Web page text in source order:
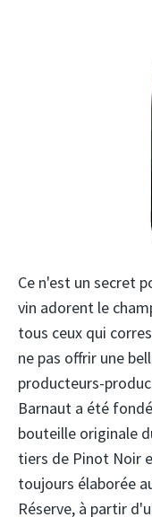
Ce n'est un secret
vin adorent le
tous ceux qui
ne pas offrir une
producteurs-
Barnaut a été
bouteille originale
tiers de Pinot Noir
toujours élaborée
Réserve, à partir